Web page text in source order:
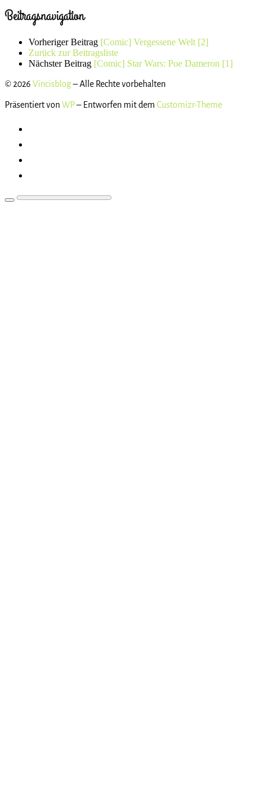
Beitragsnavigation
Vorheriger Beitrag [Comic] Vergessene Welt [2]
Zurück zur Beitragsliste
Nächster Beitrag [Comic] Star Wars: Poe Dameron [1]
© 2026 Vincisblog– Alle Rechte vorbehalten
Präsentiert vonWP– Entworfen mit dem Customizr-Theme